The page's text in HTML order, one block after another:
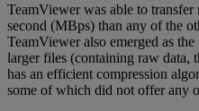
TeamViewer was able to transfer
second (MBps) than any of the
TeamViewer also emerged as
larger files (containing raw data,
has an efficient compression
some of which did not offer any